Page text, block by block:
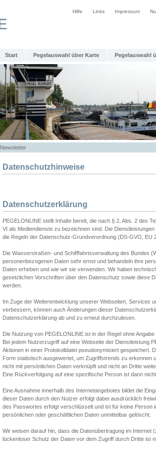
Hilfe Links Impressum
Start Pegelauswahl über Karte Pegelauswahl
Newsletter
Datenschutzhinweise
Datenschutzerklärung
PEGELONLINE stellt Inhalte bereit, die nach § 2, Abs. 2 des
VI als Mediendienste zu bezeichnen sind. Die
die Regeln der Datenschutz-Grundverordnung (DS-GVO,
Die Wasserstraßen- und Schifffahrtsverwaltung des Bundes
personenbezogenen Daten sehr ernst und behandeln ihre
Daten erheben und wie wir sie verwenden. Wir haben
gesetzlichen Vorschriften über den Datenschutz sowie diese
werden.
Im Zuge der Weiterentwicklung unserer Webseiten, Services
verbessern, können auch Änderungen dieser
Datenschutzerklärung ab und zu erneut durchzulesen.
Die Nutzung von PEGELONLINE ist in der Regel ohne
Bei jedem Nutzerzugriff auf eine Webseite der Dienstleistung
Aktionen in einer Protokolldatei pseudonymisiert gespeichert.
Form statistisch ausgewertet, um Zugriffstrends zu
nicht mit persönlichen Daten verknüpft und nicht an Dritte
Eine Rückverfolgung auf eine spezifische Person ist dann
Eine Ausnahme innerhalb des Internetangebotes bildet die
dieser Daten durch den Nutzer erfolgt dabei ausdrücklich
des Passwortes erfolgt verschlüsselt und ist für keine Person
persönlichen oder geschäftlichen Daten unmittelbar gelöscht.
Wir weisen darauf hin, dass die Datenübertragung im Internet
lückenloser Schutz der Daten vor dem Zugriff durch Dritte ist